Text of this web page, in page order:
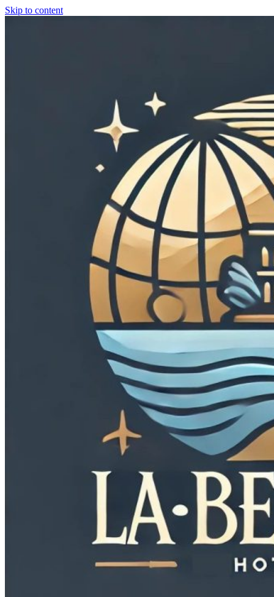
Skip to content